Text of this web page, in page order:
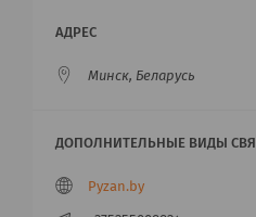
Минск, Беларусь
Pyzan.by